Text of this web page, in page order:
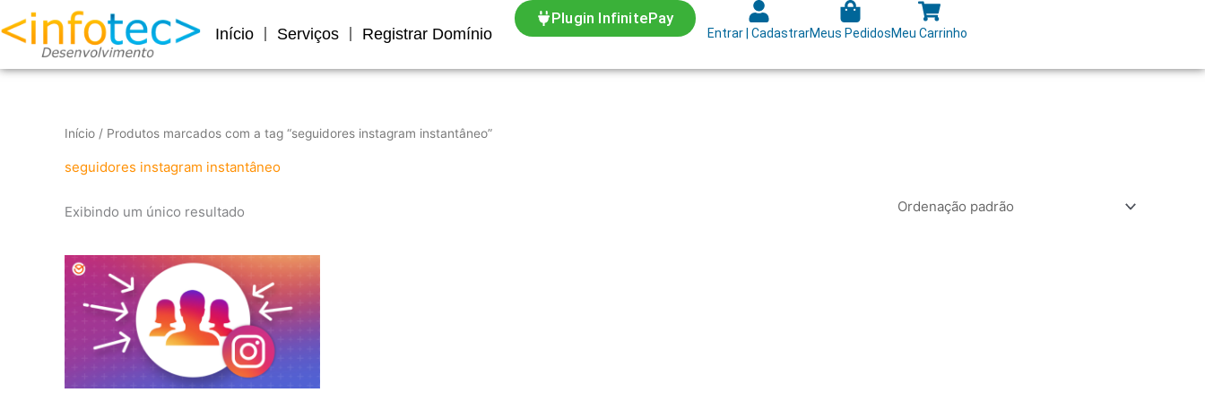
para
conteúdo
Início Serviços Registrar Domínio
Plugin InfinitePay
Entrar | CadastrarMeus PedidosMeu Carrinho
Início / Produtos marcados com a tag “seguidores instagram instantâneo”
seguidores instagram instantâneo
Exibindo um único resultado